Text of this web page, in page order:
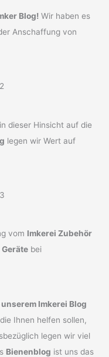
Blog! Wir haben es
Anschaffung von
dieser Hinsicht auf die
legen wir Wert auf
vom Imkerei Zubehör
bei
Imkerei Blog
Ihnen helfen sollen,
legen wir viel
Bienenblog ist uns das